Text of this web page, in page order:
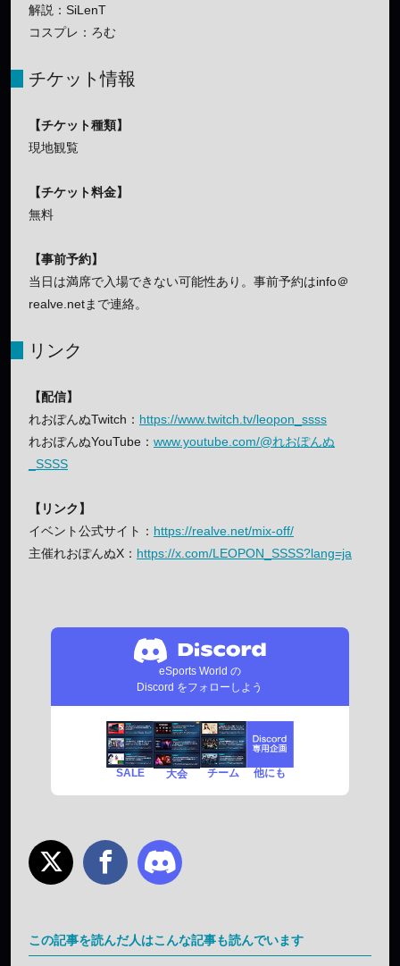
解説：SiLenT
コスプレ：ろむ
チケット情報
【チケット種類】
現地観覧
【チケット料金】
無料
【事前予約】
当日は満席で入場できない可能性あり。事前予約はinfo＠
realve.netまで連絡。
リンク
【配信】
れおぽんぬTwitch： https://www.twitch.tv/leopon_ssss
れおぽんぬYouTube： www.youtube.com/@れおぽんぬ
_SSSS
【リンク】
イベント公式サイト： https://realve.net/mix-off/
主催れおぽんぬX： https://x.com/LEOPON_SSSS?lang=ja
eSports World の
Discord をフォローしよう
SALE 大会 チーム 他にも
この記事を読んだ人はこんな記事も読んでいます